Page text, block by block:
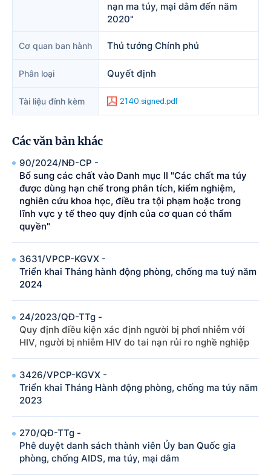
nạn ma túy, mại dâm đến năm
2020"
Cơ quan ban hành Thủ tướng Chính phủ
Phân loại Quyết định
Tài liệu đính kèm 2140.signed.pdf
Các văn bản khác
90/2024/NÐ-CP -
Bổ sung các chất vào Danh mục II "Các chất ma túy
được dùng hạn chế trong phân tích, kiểm nghiệm,
nghiên cứu khoa học, điều tra tội phạm hoặc trong
lĩnh vực y tế theo quy định của cơ quan có thẩm
quyền"
3631/VPCP-KGVX -
Triển khai Tháng hành động phòng, chống ma tuý năm
2024
24/2023/QÐ-TTg -
Quy định điều kiện xác định người bị phơi nhiễm với
HIV, người bị nhiễm HIV do tai nạn rủi ro nghề nghiệp
3426/VPCP-KGVX -
Triển khai Tháng Hành động phòng, chống ma túy năm
2023
270/QÐ-TTg -
Phê duyệt danh sách thành viên Ủy ban Quốc gia
phòng, chống AIDS, ma túy, mại dâm